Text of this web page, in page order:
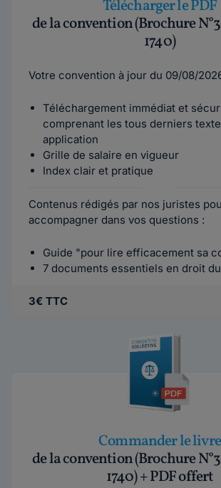
Télécharger le PDF
de la convention (Brochure
1740)
Votre convention à jour du 09/08/
Téléchargement immédiat et
comprenant les tous derniers
application
Grille de salaire en vigueur
Index clair et pratique
Contenus rédigés par nos juristes
accompagner dans vos questions :
Guide "pour lire efficacement sa
7 documents essentiels en droit
3€ TTC
Commander le livre
de la convention (Brochure
1740) + PDF offert